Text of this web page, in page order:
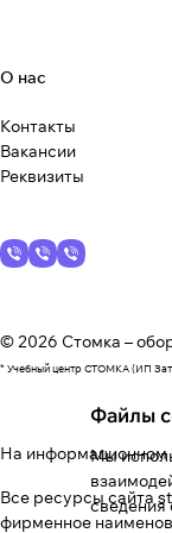
О нас
Контакты
Вакансии
Реквизиты
© 2026 Стомка –
* Учебный центр СТОМКА (ИП
На
Все ресурсы сайта
фирменное
Файлы
Мы